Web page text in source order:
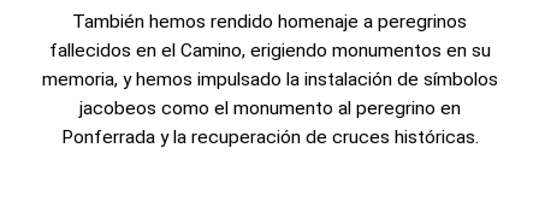
También hemos rendido homenaje a peregrinos
fallecidos en el Camino, erigiendo monumentos en su
memoria, y hemos impulsado la instalación de símbolos
jacobeos como el monumento al peregrino en
Ponferrada y la recuperación de cruces históricas.